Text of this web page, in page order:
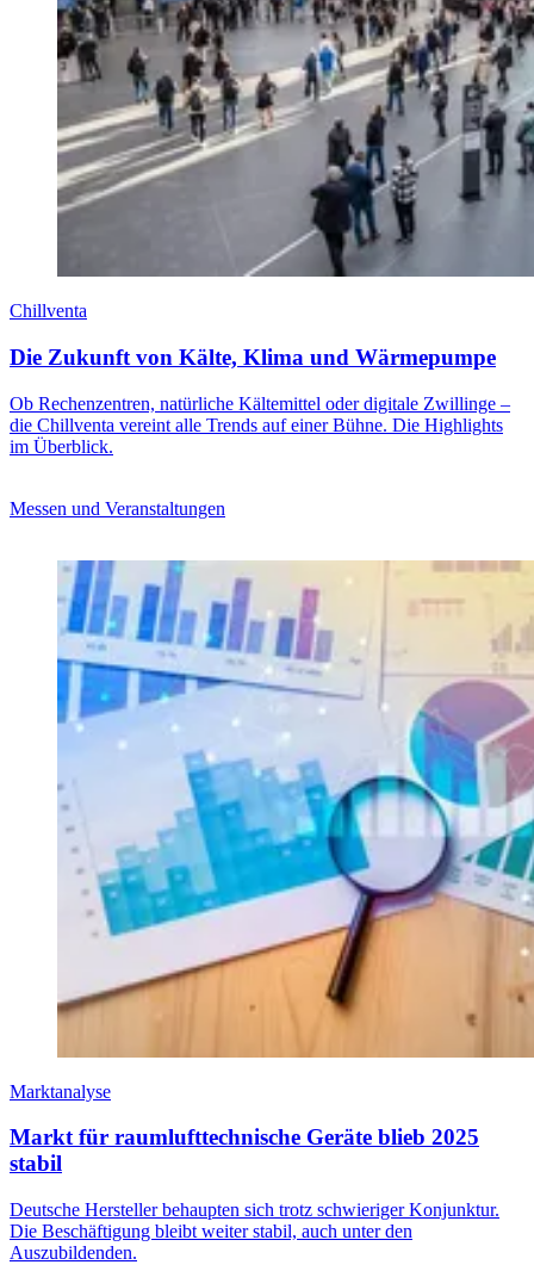
Chillventa
Die Zukunft von Kälte, Klima und Wärmepumpe
Ob Rechenzentren, natürliche Kältemittel oder digitale Zwillinge –
die Chillventa vereint alle Trends auf einer Bühne. Die Highlights
im Überblick.
Messen und Veranstaltungen
Marktanalyse
Markt für raumlufttechnische Geräte blieb 2025
stabil
Deutsche Hersteller behaupten sich trotz schwieriger Konjunktur.
Die Beschäftigung bleibt weiter stabil, auch unter den
Auszubildenden.